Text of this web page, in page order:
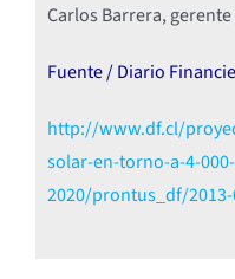
Carlos Barrera,
Fuente / Diario
http://www.df.cl/
solar-en-torno-a-4-
2020/prontus_df/